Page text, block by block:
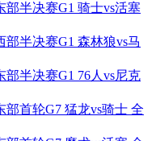
部半决赛G1 骑士vs活塞
部半决赛G1 森林狼vs马
部半决赛G1 76人vs尼克
部首轮G7 猛龙vs骑士 全